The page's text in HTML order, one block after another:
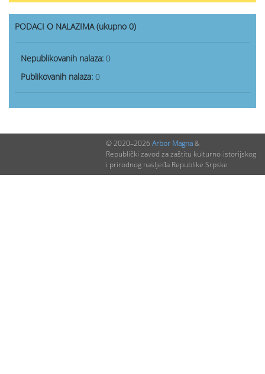
PODACI O NALAZIMA (ukupno 0)
Nepublikovanih nalaza: 0
Publikovanih nalaza: 0
© 2020–2026 Arbor Magna&
Republički zavod za zaštitu kulturno-istorijskog
i prirodnog nasljeđa Republike Srpske